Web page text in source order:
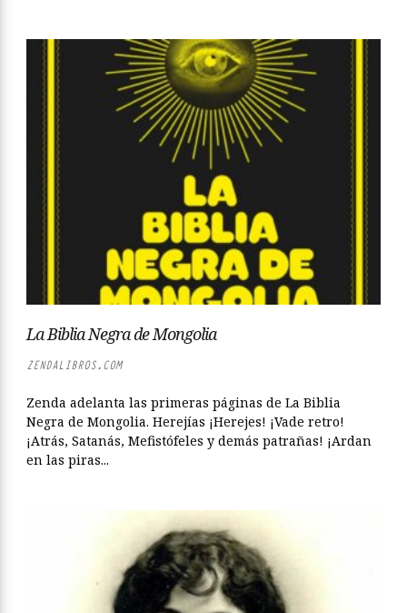
La Biblia Negra de Mongolia
ZENDALIBROS.COM
Zenda adelanta las primeras páginas de La Biblia
Negra de Mongolia. Herejías ¡Herejes! ¡Vade retro!
¡Atrás, Satanás, Mefistófeles y demás patrañas! ¡Ardan
en las piras...